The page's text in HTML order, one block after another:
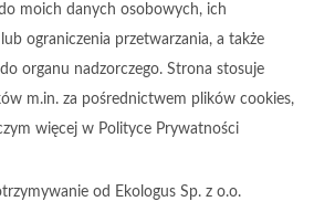
moich danych osobowych, ich
ograniczenia przetwarzania, a także
organu nadzorczego. Strona stosuje
m.in. za pośrednictwem plików cookies,
więcej w Polityce Prywatności
od Ekologus Sp. z o.o.